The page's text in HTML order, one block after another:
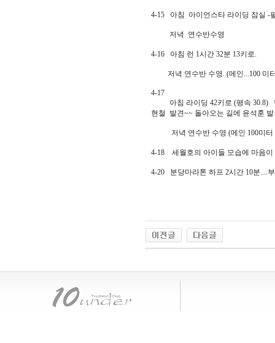
4-15 아침 아이언스타 라이딩 잠실 -
저녁 연수반수영
4-16 아침 런 1시간 32분 13키로.
저녁 연수반 수영. (메인...100 미터
4-17
아침 라이딩 42키로 (평속 30.8) 날
현철 발견~~ 돌아오는 길에 윤석훈
저녁 연수반 수영 (메인 100미터 1
4-18 세월호의 아이들 모습에 마음이
4-20 분당마라톤 하프 2시간 10분....